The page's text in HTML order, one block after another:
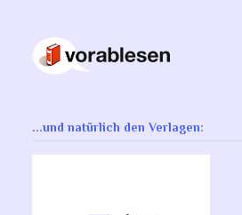
...und natürlich den Verlagen: